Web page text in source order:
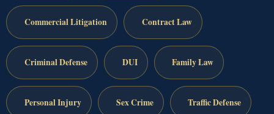
Commercial Litigation Contract Law
Criminal Defense DUI Family Law
Personal Injury Sex Crime Traffic Defense